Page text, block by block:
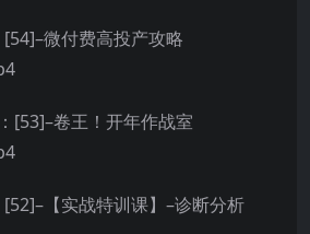
微付费高投产攻略
[53]–卷王！开年作战室
【实战特训课】–诊断分析